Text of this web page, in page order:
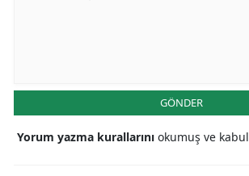
GÖNDER
Yorum yazma kurallarını okumuş ve kabul